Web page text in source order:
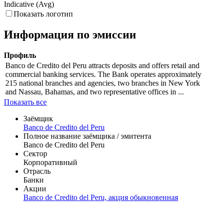
Indicative (Avg)
Показать логотип
Информация по эмиссии
Профиль
Banco de Credito del Peru attracts deposits and offers retail and
commercial banking services. The Bank operates approximately
215 national branches and agencies, two branches in New York
and Nassau, Bahamas, and two representative offices in ...
Показать все
Заёмщик
Banco de Credito del Peru
Полное название заёмщика / эмитента
Banco de Credito del Peru
Сектор
Корпоративный
Отрасль
Банки
Акции
Banco de Credito del Peru, акция обыкновенная